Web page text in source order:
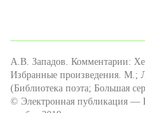
А.В. Западов. Комментарии:
Избранные произведения. М.;
(Библиотека поэта; Большая
© Электронная публикация —